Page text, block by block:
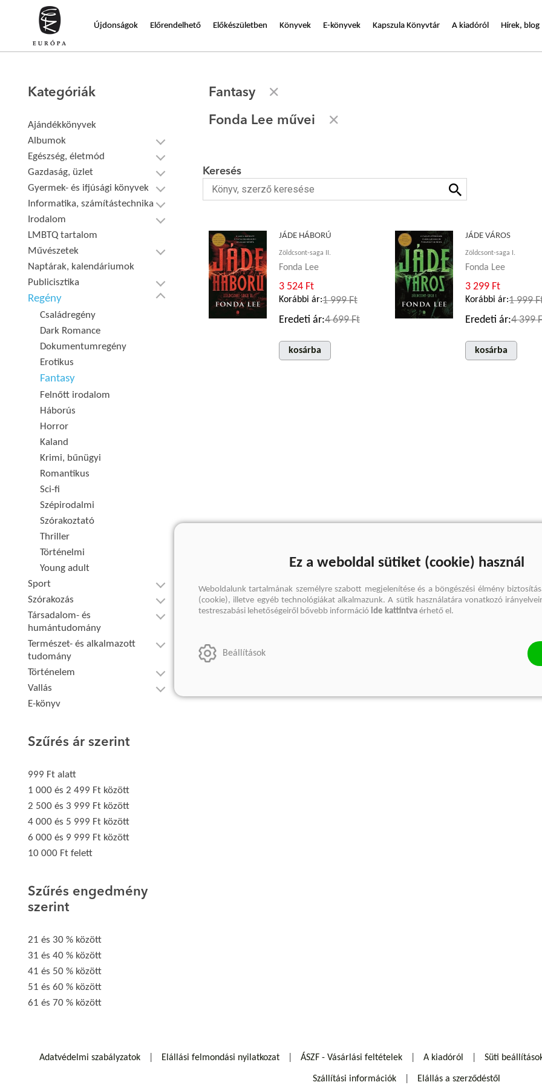
Újdonságok Előrendelhető Előkészületben Könyvek E-könyvek Kapszula Könyvtár A kiadóról Hírek, blog
Kategóriák
Ajándékkönyvek
Albumok
Egészség, életmód
Gazdaság, üzlet
Gyermek- és ifjúsági könyvek
Informatika, számítástechnika
Irodalom
LMBTQ tartalom
Művészetek
Naptárak, kalendáriumok
Publicisztika
Regény
Családregény
Dark Romance
Dokumentumregény
Erotikus
Fantasy
Felnőtt irodalom
Háborús
Horror
Kaland
Krimi, bűnügyi
Romantikus
Sci-fi
Szépirodalmi
Szórakoztató
Thriller
Történelmi
Young adult
Sport
Szórakozás
Társadalom- és
humántudomány
Természet- és alkalmazott
tudomány
Történelem
Vallás
E-könyv
Szűrés ár szerint
999 Ft alatt
1 000 és 2 499 Ft között
2 500 és 3 999 Ft között
4 000 és 5 999 Ft között
6 000 és 9 999 Ft között
10 000 Ft felett
Szűrés engedmény
szerint
21 és 30 % között
31 és 40 % között
41 és 50 % között
51 és 60 % között
61 és 70 % között
Fantasy
Fonda Lee művei
Keresés
JÁDE HÁBORÚ
Zöldcsont-saga II.
Fonda Lee
3 524 Ft
Korábbi ár:1 999 Ft
Eredeti ár:4 699 Ft
kosárba
JÁDE VÁROS
Zöldcsont-saga I.
Fonda Lee
3 299 Ft
Korábbi ár:1 999
Eredeti ár:4 399
kosárba
Adatvédelmi szabályzatok Elállási felmondási nyilatkozat ÁSZF - Vásárlási feltételek A kiadóról Süti
Szállítási információk Elállás a szerződéstől
Ez a weboldal sütiket (cookie) használ
Weboldalunk tartalmának személyre szabott megjelenítése és a böngészési élmény
(cookie), illetve egyéb technológiákat alkalmazunk. A sütik használatára vonatkozó
testreszabási lehetőségeiről bővebb információ ide kattintva érhető el.
Beállítások